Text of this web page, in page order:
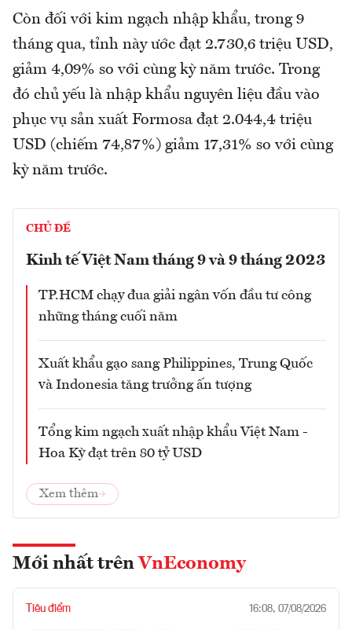
Còn đối với kim ngạch nhập khẩu, trong 9
tháng qua, tỉnh này ước đạt 2.730,6 triệu USD,
giảm 4,09% so với cùng kỳ năm trước. Trong
đó chủ yếu là nhập khẩu nguyên liệu đầu vào
phục vụ sản xuất Formosa đạt 2.044,4 triệu
USD (chiếm 74,87%) giảm 17,31% so với cùng
kỳ năm trước.
CHỦ ĐỀ
Kinh tế Việt Nam tháng 9 và 9 tháng 2023
TP.HCM chạy đua giải ngân vốn đầu tư công
những tháng cuối năm
Xuất khẩu gạo sang Philippines, Trung Quốc
và Indonesia tăng trưởng ấn tượng
Tổng kim ngạch xuất nhập khẩu Việt Nam -
Hoa Kỳ đạt trên 80 tỷ USD
Xem thêm
Mới nhất trên VnEconomy
Tiêu điểm 16:08, 07/08/2026